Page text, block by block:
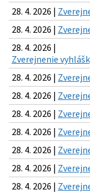
28. 4. 2026 |
28. 4. 2026 |
28. 4. 2026 |
Zverejnenie
28. 4. 2026 |
28. 4. 2026 |
28. 4. 2026 |
28. 4. 2026 |
28. 4. 2026 |
28. 4. 2026 |
28. 4. 2026 |